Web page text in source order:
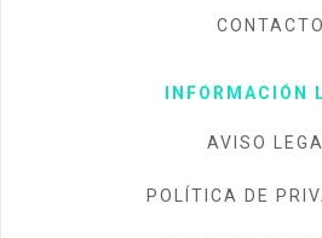
CONTACTO
INFORMACIÓN
AVISO
POLÍTICA DE